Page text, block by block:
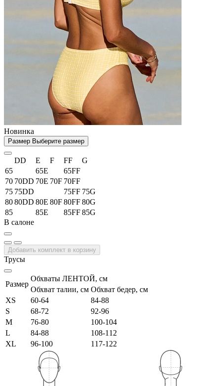
Новинка
Размер Выберите размер
DD E F FF
G
65
65E
65FF
70 70DD 70E 70F 70FF
75 75DD 75FF 75G
8080DD 80E 80F80FF80G
85
85E 85FF85G
В салоне
Добавить комплект в корзину
Трусы
Размер
Обхваты ЛЕНТОЙ, см
Обхват талии, см Обхват бедер, см
XS
60-64
84-88
S
68-72
92-96
M
76-80
100-104
L
84-88
108-112
XL
96-100 117-122